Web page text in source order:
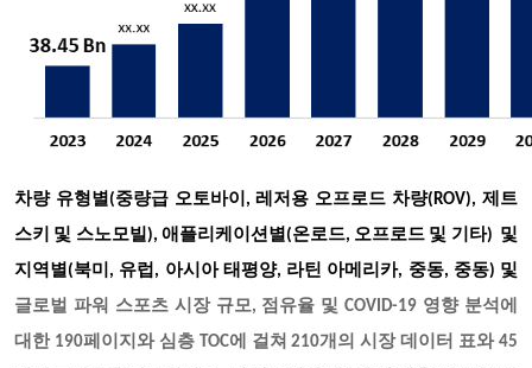
차량 유형별(중량급 오토바이, 레저용 오프로드 차량(ROV), 제트
스키 및 스노모빌), 애플리케이션별(온로드, 오프로드 및 기타) 및
지역별(북미, 유럽, 아시아 태평양, 라틴 아메리카, 중동, 중동) 및
글로벌 파워 스포츠 시장 규모, 점유율 및 COVID-19 영향 분석에
대한 190페이지와 심층 TOC에 걸쳐 210개의 시장 데이터 표와 45